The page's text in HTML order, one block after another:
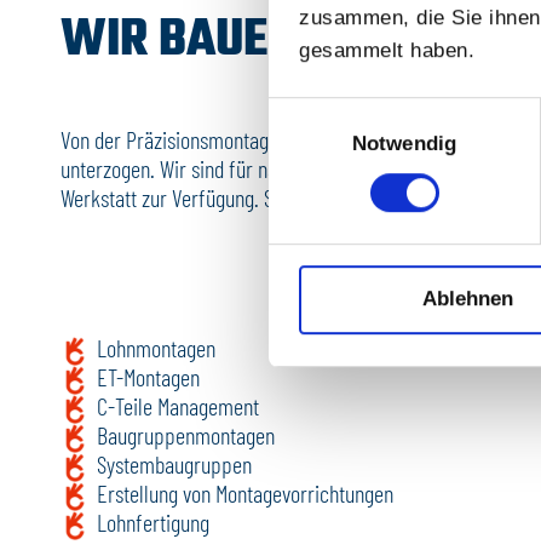
zusammen, die Sie
gesammelt haben.
Notwendig
Ablehnen
WIR BAUEN DAS
Von der Präzisionsmontage bis zur Verpackung werden
unterzogen. Wir sind für nahezu alle Anforderungen
Werkstatt zur Verfügung. So werden aus Ihren
Lohnmontagen
ET-Montagen
C-Teile Management
Baugruppenmontagen
Systembaugruppen
Erstellung von Montagevorrichtungen
Lohnfertigung